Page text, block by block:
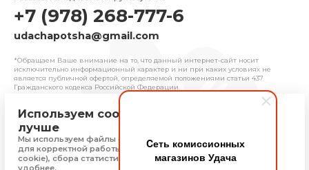
Cеть комиссионных
магазинов Удача
+7 (978) 268-777-6
udachapotsha@gmail.com
*Обращаем Ваше внимание на то, что данный интернет-сайт носит
исключительно информационный характер и ни при каких условиях не
является публичной офертой, определяемой положениями cтатьи 437
Гражданского кодекса Российской Федерации.
© 2025 «Удача» | Франчайзинговая сеть
Политика конфиденциальности
Присоединяйтесь
Используем cookie, чтобы сайт работал
лучше
Мы используем файлы cookie, Яндекс Метрику и 1С-Битрикс
для корректной работы сайта (технически необходимые
cookie), сбора статистики, чтобы сайт работал быстрее и
удобнее.